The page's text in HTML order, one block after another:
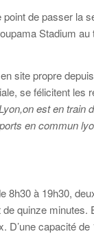
de passer la
Stadium
site propre
se félicitent
est en train
en commun
8h30 à 19h30,
quinze
D’une capacité